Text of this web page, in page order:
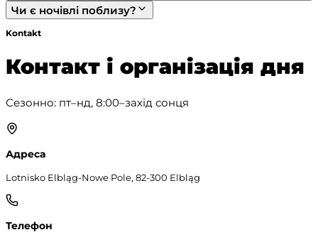
Чи є ночівлі поблизу?
Kontakt
Контакт і організація дня
Сезонно: пт–нд, 8:00–захід сонця
Адреса
Lotnisko Elbląg-Nowe Pole, 82-300 Elbląg
Телефон